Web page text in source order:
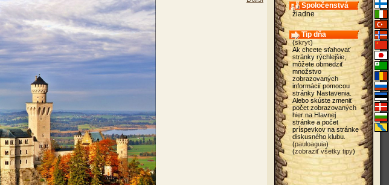
Spoločenstvá
žiadne
Tip dňa
(skryť)
Ak chcete sťahovať
stránky rýchlejšie,
môžete obmedziť
množstvo
zobrazovaných
informácií pomocou
stránky Nastavenia.
Alebo skúste zmeniť
počet zobrazovaných
hier na Hlavnej
stránke a počet
príspevkov na stránke
diskusného klubu.
(pauloaguia)
(zobraziť všetky tipy)